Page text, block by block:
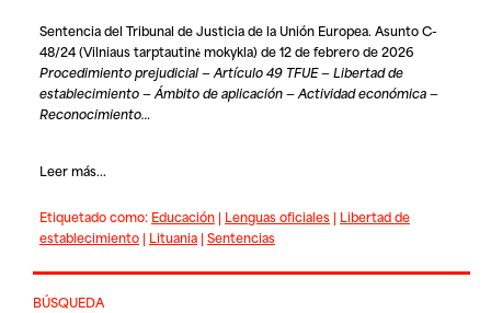
Sentencia del Tribunal de Justicia de la Unión Europea. Asunto C-
48/24 (Vilniaus tarptautinė mokykla) de 12 de febrero de 2026
Procedimiento prejudicial — Artículo 49 TFUE — Libertad de
establecimiento — Ámbito de aplicación — Actividad económica —
Reconocimiento…
Leer más...
Etiquetado como: Educación| Lenguas oficiales| Libertad de
establecimiento| Lituania| Sentencias
BÚSQUEDA